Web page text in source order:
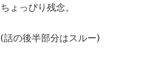
ちょっぴり残念。
(話の後半部分はスルー)